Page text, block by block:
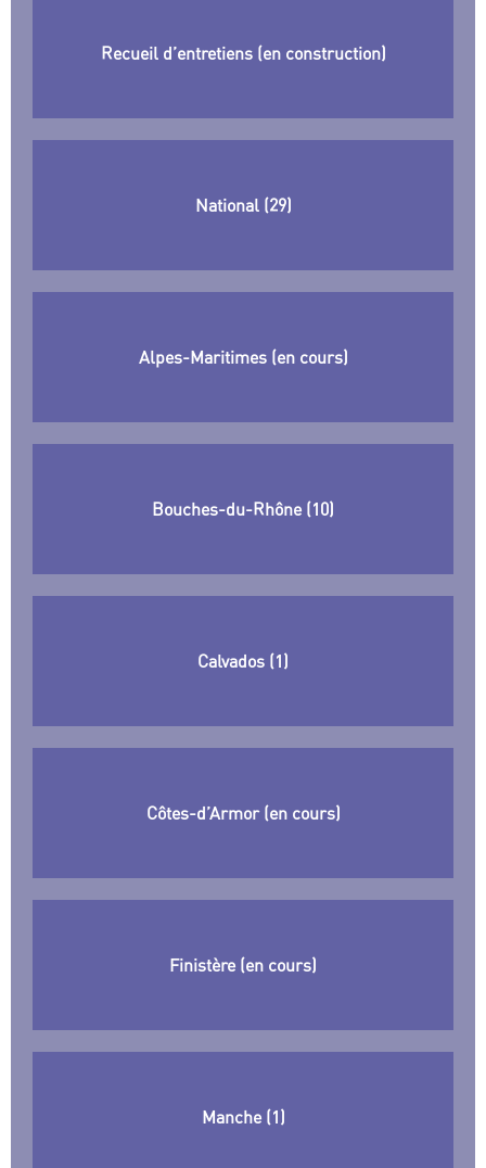
Recueil d’entretiens (en construction)
National (29)
Alpes-Maritimes (en cours)
Bouches-du-Rhône (10)
Calvados (1)
Côtes-d’Armor (en cours)
Finistère (en cours)
Manche (1)